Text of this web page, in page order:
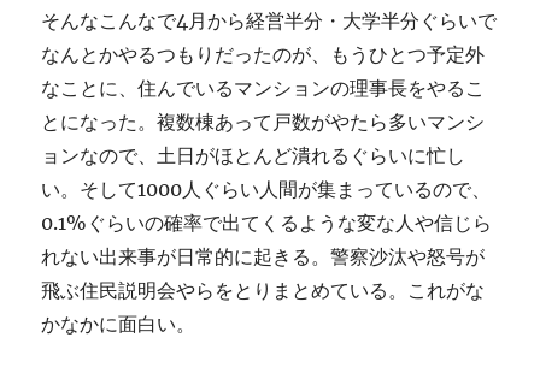
そんなこんなで4月から経営半分・大学半分ぐらいで
なんとかやるつもりだったのが、もうひとつ予定外
なことに、住んでいるマンションの理事長をやるこ
とになった。複数棟あって戸数がやたら多いマンシ
ョンなので、土日がほとんど潰れるぐらいに忙し
い。そして1000人ぐらい人間が集まっているので、
0.1%ぐらいの確率で出てくるような変な人や信じら
れない出来事が日常的に起きる。警察沙汰や怒号が
飛ぶ住民説明会やらをとりまとめている。これがな
かなかに面白い。